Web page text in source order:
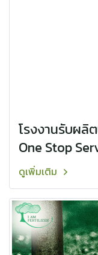
โรงงานรับผลิ
One Stop
ดูเพิ่มเติม